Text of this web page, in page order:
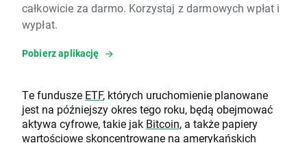
całkowicie za darmo. Korzystaj z darmowych wpłat i
wypłat.
Pobierz aplikację
Te fundusze ETF, których uruchomienie planowane
jest na późniejszy okres tego roku, będą obejmować
aktywa cyfrowe, takie jak Bitcoin, a także papiery
wartościowe skoncentrowane na amerykańskich